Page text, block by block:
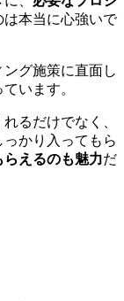
は本当に心強いで
グ施策に直面し
います。
るだけでなく、
かり入ってもら
えるのも魅力だ